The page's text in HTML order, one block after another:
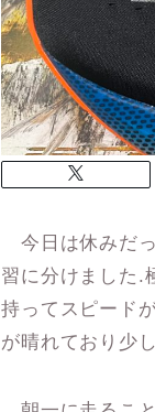
今日は休みだ
習に分けました.
持ってスピード
が晴れており少